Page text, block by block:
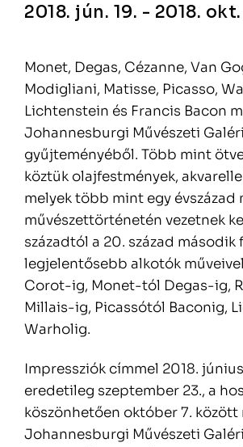
2018. jún. 19. - 2018.
Monet, Degas, Cézanne, Van
Modigliani, Matisse, Picasso,
Lichtenstein és Francis Bacon
Johannesburgi Művészeti
gyűjteményéből. Több mint
köztük olajfestmények,
melyek több mint egy évszázad
művészettörténetén vezetnek
századtól a 20. század második
legjelentősebb alkotók
Corot-ig, Monet-tól Degas-ig,
Millais-ig, Picassótól Baconig,
Warholig.
Impressziók címmel 2018. június
eredetileg szeptember 23., a
köszönhetően október 7. között
Johannesburgi Művészeti